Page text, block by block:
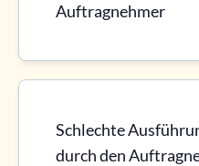
Auftragnehmer
Schlechte
durch den